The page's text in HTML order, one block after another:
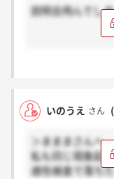
説明会飛んでし
いのうえ さん
＞まままさんへ
私も同じ現象起
適性検査で落ち